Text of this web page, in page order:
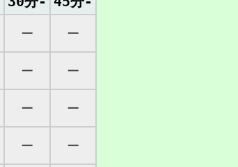
─
─
─
─
─
─
─
─